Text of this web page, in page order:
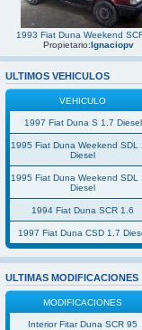
1993 Fiat Duna Weekend
Propietario:Ignaciopv
ULTIMOS VEHICULOS
VEHICULO
1997 Fiat Duna S 1.7 Diesel
1995 Fiat Duna Weekend SDL
Diesel
1995 Fiat Duna Weekend SDL
Diesel
1994 Fiat Duna SCR 1.6
1997 Fiat Duna CSD 1.7
ULTIMAS MODIFICACIONES
MODIFICACIONES
Interior Fitar Duna SCR 95